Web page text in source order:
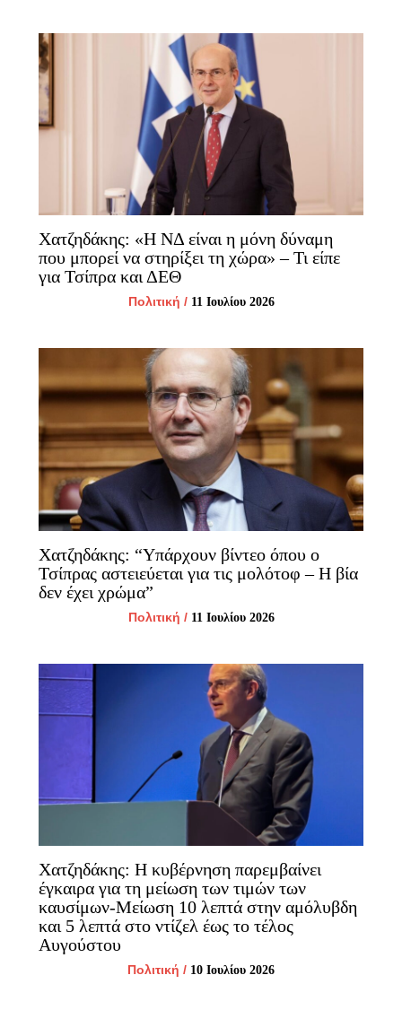
Χατζηδάκης: «Η ΝΔ είναι η μόνη δύναμη
που μπορεί να στηρίξει τη χώρα» – Τι είπε
για Τσίπρα και ΔΕΘ
Πολιτική / 11 Ιουλίου 2026
Χατζηδάκης: “Υπάρχουν βίντεο όπου ο
Τσίπρας αστειεύεται για τις μολότοφ – Η βία
δεν έχει χρώμα”
Πολιτική / 11 Ιουλίου 2026
Χατζηδάκης: Η κυβέρνηση παρεμβαίνει
έγκαιρα για τη μείωση των τιμών των
καυσίμων-Μείωση 10 λεπτά στην αμόλυβδη
και 5 λεπτά στο ντίζελ έως το τέλος
Αυγούστου
Πολιτική / 10 Ιουλίου 2026